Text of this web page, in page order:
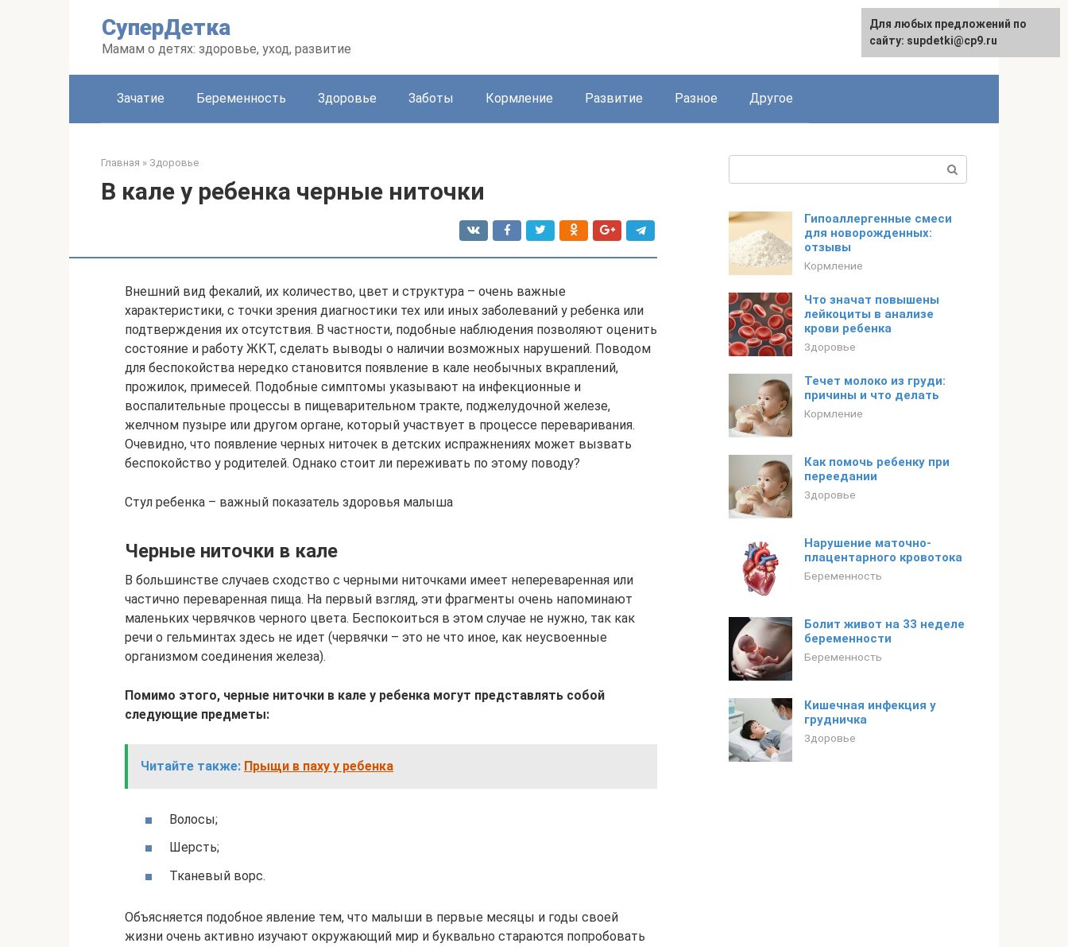
СуперДетка
Мамам о детях: здоровье, уход, развитие
English
Зачатие Беременность Здоровье Заботы Кормление Развитие Разное Другое
Главная » Здоровье
В кале у ребенка черные ниточки
Внешний вид фекалий, их количество, цвет и структура – очень важные
характеристики, с точки зрения диагностики тех или иных заболеваний у ребенка или
подтверждения их отсутствия. В частности, подобные наблюдения позволяют оценить
состояние и работу ЖКТ, сделать выводы о наличии возможных нарушений. Поводом
для беспокойства нередко становится появление в кале необычных вкраплений,
прожилок, примесей. Подобные симптомы указывают на инфекционные и
воспалительные процессы в пищеварительном тракте, поджелудочной железе,
желчном пузыре или другом органе, который участвует в процессе переваривания.
Очевидно, что появление черных ниточек в детских испражнениях может вызвать
беспокойство у родителей. Однако стоит ли переживать по этому поводу?
Стул ребенка – важный показатель здоровья малыша
Черные ниточки в кале
В большинстве случаев сходство с черными ниточками имеет непереваренная или
частично переваренная пища. На первый взгляд, эти фрагменты очень напоминают
маленьких червячков черного цвета. Беспокоиться в этом случае не нужно, так как
речи о гельминтах здесь не идет (червячки – это не что иное, как неусвоенные
организмом соединения железа).
Помимо этого, черные ниточки в кале у ребенка могут представлять собой
следующие предметы:
Читайте также: Прыщи в паху у ребенка
Волосы;
Шерсть;
Тканевый ворс.
Объясняется подобное явление тем, что малыши в первые месяцы и годы своей
жизни очень активно изучают окружающий мир и буквально стараются попробовать
Гипоаллергенные смеси
для новорожденных:
отзывы
Кормление
Что значат повышены
лейкоциты в анализе
крови ребенка
Здоровье
Течет молоко из груди:
причины и что делать
Кормление
Как помочь ребенку при
переедании
Здоровье
Нарушение маточно-
плацентарного кровотока
Беременность
Болит живот на 33 неделе
беременности
Беременность
Кишечная инфекция у
грудничка
Здоровье
Для любых предложений по
сайту: supdetki@cp9.ru